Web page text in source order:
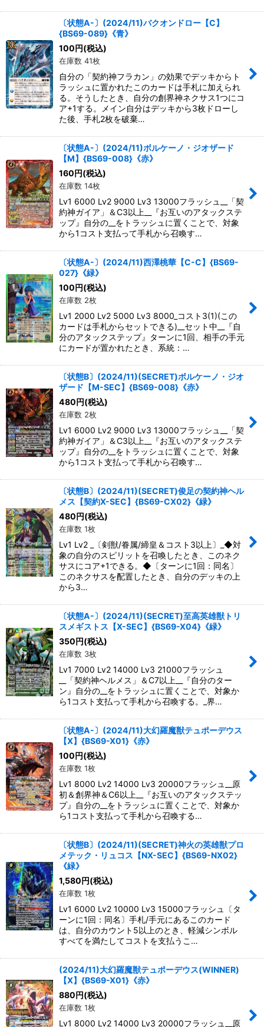
〔状態A-〕(2024/11)バクオンドロー【C】
{BS69-089}《青》
100 円(税込)
在庫数 41枚
自分の「契約神フラカン」の効果でデッキからト
ラッシュに置かれたこのカードは手札に加えられ
る。そうしたとき、自分の創界神ネクサス1つにコ
ア+1する。メイン自分はデッキから3枚ドローし
た後、手札2枚を破棄…
〔状態A-〕(2024/11)ボルケーノ・ジオザード
【M】{BS69-008}《赤》
160 円(税込)
在庫数 14枚
Lv1 6000 Lv2 9000 Lv3 13000フラッシュ__「契
約神ガイア」＆C3以上__『お互いのアタックステ
ップ』自分の__をトラッシュに置くことで、対象
から1コスト支払って手札から召喚す…
〔状態A-〕(2024/11)西澤桃華【C-C】{BS69-
027}《緑》
100 円(税込)
在庫数 2枚
Lv1 2000 Lv2 5000 Lv3 8000_コスト3(1)(この
カードは手札からセットできる)__セット中__『自
分のアタックステップ』ターンに1回、相手の手元
にカードが置かれたとき、系統：…
〔状態B〕(2024/11)(SECRET)ボルケーノ・ジオ
ザード【M-SEC】{BS69-008}《赤》
480 円(税込)
在庫数 2枚
Lv1 6000 Lv2 9000 Lv3 13000フラッシュ__「契
約神ガイア」＆C3以上__『お互いのアタックステ
ップ』自分の__をトラッシュに置くことで、対象
から1コスト支払って手札から召喚す…
〔状態B〕(2024/11)(SECRET)俊足の契約神ヘル
メス【契約X-SEC】{BS69-CX02}《緑》
480 円(税込)
在庫数 1枚
Lv1 Lv2 _〔剣獣/眷属/締皇＆コスト3以上〕_◆対
象の自分のスピリットを召喚したとき、このネク
サスにコア+1できる。◆〔ターンに1回：同名〕
このネクサスを配置したとき、自分のデッキの上
から3…
〔状態A-〕(2024/11)(SECRET)至高英雄獣トリ
スメギストス【X-SEC】{BS69-X04}《緑》
350 円(税込)
在庫数 3枚
Lv1 7000 Lv2 14000 Lv3 21000フラッシュ
__「契約神ヘルメス」＆C7以上__『自分のター
ン』自分の__をトラッシュに置くことで、対象か
ら1コスト支払って手札から召喚する。_界…
〔状態A-〕(2024/11)大幻羅魔獣テュポーデウス
【X】{BS69-X01}《赤》
100 円(税込)
在庫数 1枚
Lv1 8000 Lv2 14000 Lv3 20000フラッシュ__原
初＆創界神＆C6以上__『お互いのアタックステッ
プ』自分の__をトラッシュに置くことで、対象か
ら1コスト支払って手札から召喚する…
〔状態B〕(2024/11)(SECRET)神火の英雄獣プロ
メテック・リュコス【NX-SEC】{BS69-NX02}
《緑》
1,580 円(税込)
在庫数 1枚
Lv1 6000 Lv2 10000 Lv3 15000フラッシュ〔タ
ーンに1回：同名〕手札/手元にあるこのカード
は、自分のカウント5以上のとき、軽減シンボル
すべてを満たしてコストを支払うこ…
(2024/11)大幻羅魔獣テュポーデウス(WINNER)
【X】{BS69-X01}《赤》
880 円(税込)
在庫数 1枚
Lv1 8000 Lv2 14000 Lv3 20000フラッシュ__原